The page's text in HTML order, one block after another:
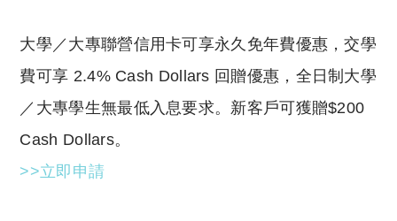
大學／大專聯營信用卡可享永久免年費優惠，交學
費可享 2.4% Cash Dollars 回贈優惠，全日制大學
／大專學生無最低入息要求。新客戶可獲贈$200
Cash Dollars。
>>立即申請